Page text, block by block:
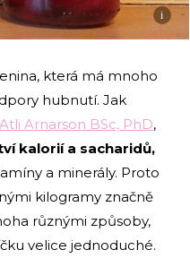
i
která má mnoho
hubnutí. Jak
Atli Arnarson BSc, PhD,
kalorií a sacharidů,
a minerály. Proto
kilogramy značně
různými způsoby,
velice jednoduché.